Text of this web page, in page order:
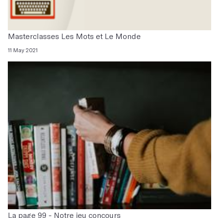
Masterclasses Les Mots et Le Monde
11 May 2021
La page 99 - Notre jeu concours